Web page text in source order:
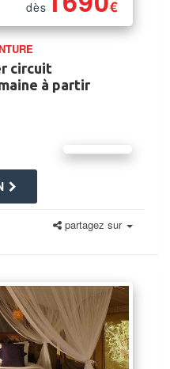
dès €
circuit
à partir
partagez sur